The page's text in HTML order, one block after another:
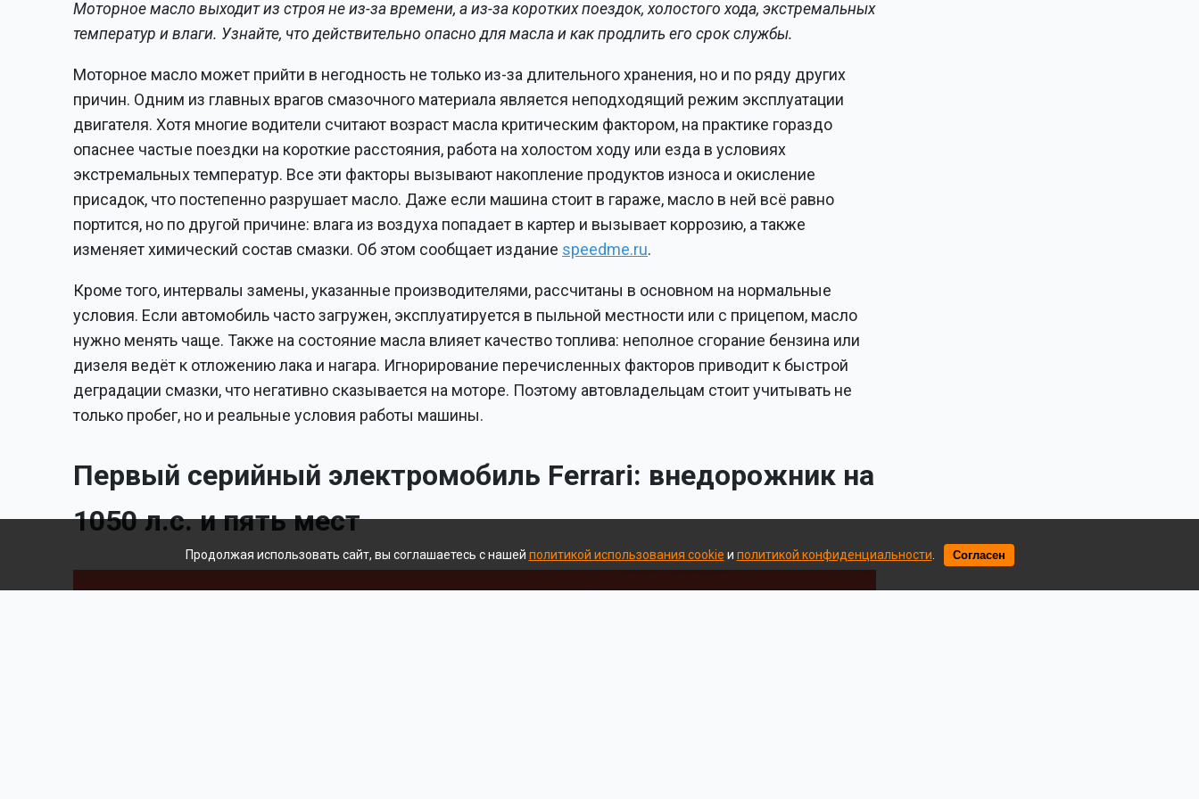
Моторное масло выходит из строя не из-за времени, а из-за коротких поездок, холостого хода, экстремальных
температур и влаги. Узнайте, что действительно опасно для масла и как продлить его срок службы.
Моторное масло может прийти в негодность не только из-за длительного хранения, но и по ряду других
причин. Одним из главных врагов смазочного материала является неподходящий режим эксплуатации
двигателя. Хотя многие водители считают возраст масла критическим фактором, на практике гораздо
опаснее частые поездки на короткие расстояния, работа на холостом ходу или езда в условиях
экстремальных температур. Все эти факторы вызывают накопление продуктов износа и окисление
присадок, что постепенно разрушает масло. Даже если машина стоит в гараже, масло в ней всё равно
портится, но по другой причине: влага из воздуха попадает в картер и вызывает коррозию, а также
изменяет химический состав смазки. Об этом сообщает издание speedme.ru.
Кроме того, интервалы замены, указанные производителями, рассчитаны в основном на нормальные
условия. Если автомобиль часто загружен, эксплуатируется в пыльной местности или с прицепом, масло
нужно менять чаще. Также на состояние масла влияет качество топлива: неполное сгорание бензина или
дизеля ведёт к отложению лака и нагара. Игнорирование перечисленных факторов приводит к быстрой
деградации смазки, что негативно сказывается на моторе. Поэтому автовладельцам стоит учитывать не
только пробег, но и реальные условия работы машины.
Первый серийный электромобиль Ferrari: внедорожник на
1050 л.с. и пять мест
Продолжая использовать сайт, вы соглашаетесь с нашей политикой использования cookie и политикой конфиденциальности Согласен